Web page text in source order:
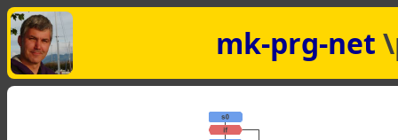
mk-prg-net